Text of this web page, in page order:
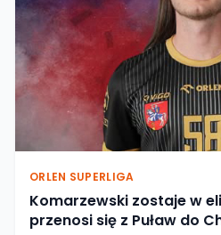
ORLEN SUPERLIGA
Komarzewski zostaje w
przenosi się z Puław do